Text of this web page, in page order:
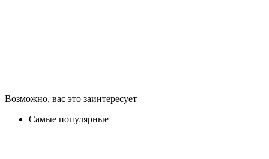
Возможно, вас это заинтересует
Самые популярные